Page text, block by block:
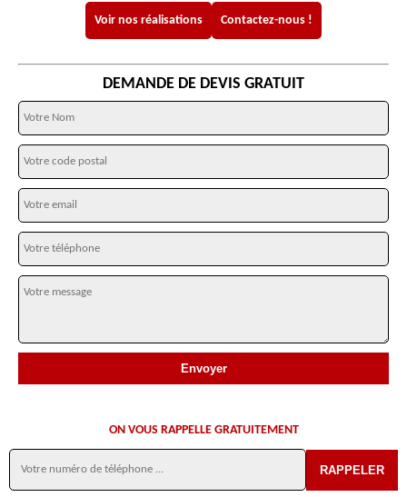
Voir nos réalisations Contactez-nous !
DEMANDE DE DEVIS GRATUIT
ON VOUS RAPPELLE GRATUITEMENT